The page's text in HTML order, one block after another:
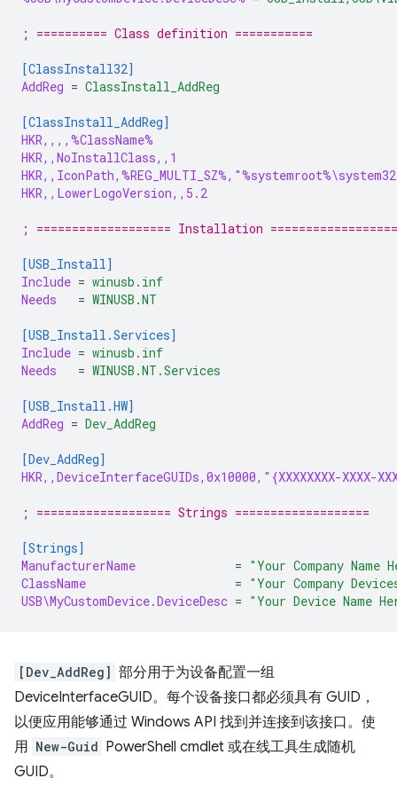
; ========== Class definition ===========
[ClassInstall32]
AddReg = ClassInstall_AddReg
[ClassInstall_AddReg]
HKR,,,,%ClassName%
HKR,,NoInstallClass,,1
HKR,,LowerLogoVersion,,5.2
; =================== Installation
[USB_Install]
Include = winusb.inf
Needs
= WINUSB.NT
[USB_Install.Services]
Include = winusb.inf
Needs
= WINUSB.NT.Services
[USB_Install.HW]
AddReg = Dev_AddReg
[Dev_AddReg]
HKR,,DeviceInterfaceGUIDs,0x10000,"{XXXXXXXX-XXXX-
; =================== Strings ===================
[Strings]
ManufacturerName
= "Your Company Name
ClassName
= "Your Company
USB\MyCustomDevice.DeviceDesc = "Your Device Name
[Dev_AddReg] 部分用于为设备配置一组
DeviceInterfaceGUID。每个设备接口都必须具有 GUID，
以便应用能够通过 Windows API 找到并连接到该接口。使
用 New-Guid PowerShell cmdlet 或在线工具生成随机
GUID。